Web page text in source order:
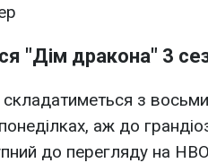
"Дім дракона" 3
з восьми
аж до
до перегляду на